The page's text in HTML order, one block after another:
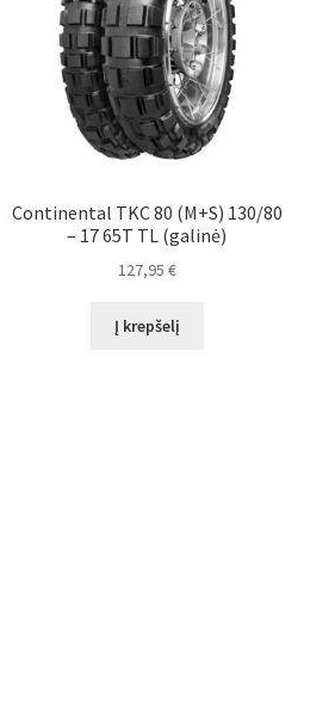
Continental TKC 80 (M+S) 130/80
– 17 65T TL (galinė)
127,95 €
Į krepšelį